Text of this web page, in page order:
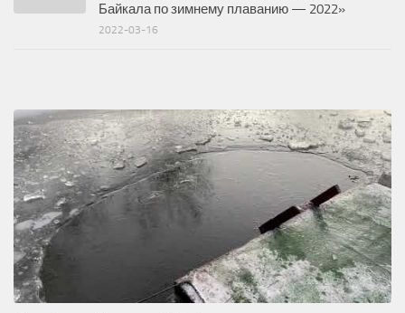
Байкала по зимнему плаванию — 2022»
2022-03-16